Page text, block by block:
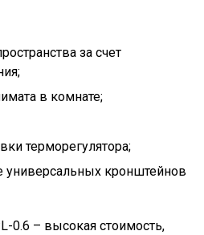
за счет
в комнате;
терморегулятора;
универсальных кронштейнов
0.6 – высокая стоимость,